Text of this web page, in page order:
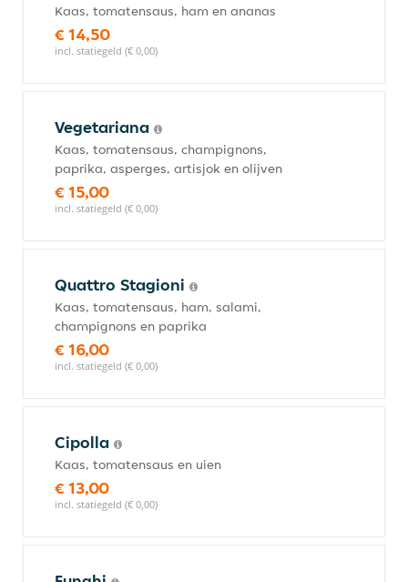
Kaas, tomatensaus, ham en ananas
€ 14,50
incl. statiegeld (€ 0,00)
Vegetariana
Kaas, tomatensaus, champignons,
paprika, asperges, artisjok en olijven
€ 15,00
incl. statiegeld (€ 0,00)
Quattro Stagioni
Kaas, tomatensaus, ham, salami,
champignons en paprika
€ 16,00
incl. statiegeld (€ 0,00)
Cipolla
Kaas, tomatensaus en uien
€ 13,00
incl. statiegeld (€ 0,00)